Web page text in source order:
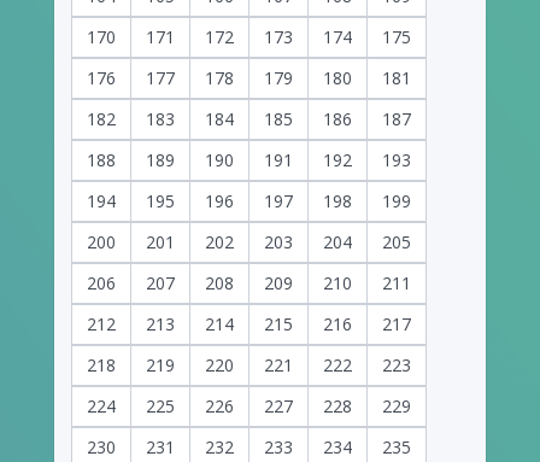
170
171 172 173 174
175
176
177 178 179 180
181
182
183 184 185 186
187
188
189 190 191 192
193
194
195 196 197 198
199
200
201 202 203 204
205
206
207 208 209 210
211
212
213 214 215 216
217
218
219 220 221 222
223
224
225 226 227 228
229
230
231 232 233 234
235